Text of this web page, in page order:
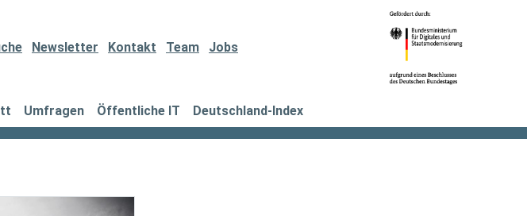
Newsletter Kontakt Team Jobs
Umfragen Öffentliche IT Deutschland-Index